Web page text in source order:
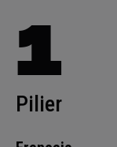
1
Pilier